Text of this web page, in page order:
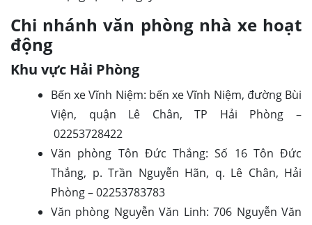
Chi nhánh văn phòng nhà xe hoạt
động
Khu vực Hải Phòng
Bến xe Vĩnh Niệm: bến xe Vĩnh Niệm, đường Bùi
Viện, quận Lê Chân, TP Hải Phòng –
02253728422
Văn phòng Tôn Đức Thắng: Số 16 Tôn Đức
Thắng, p. Trần Nguyễn Hãn, q. Lê Chân, Hải
Phòng – 02253783783
Văn phòng Nguyễn Văn Linh: 706 Nguyễn Văn